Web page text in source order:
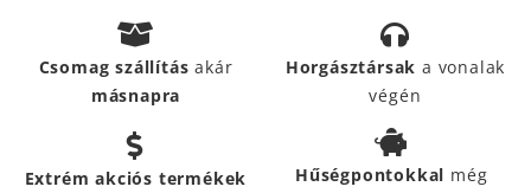
Csomag szállításakár
másnapra
Horgásztársak a vonalak
végén
Extrém akciós termékek Hűségpontokkal még